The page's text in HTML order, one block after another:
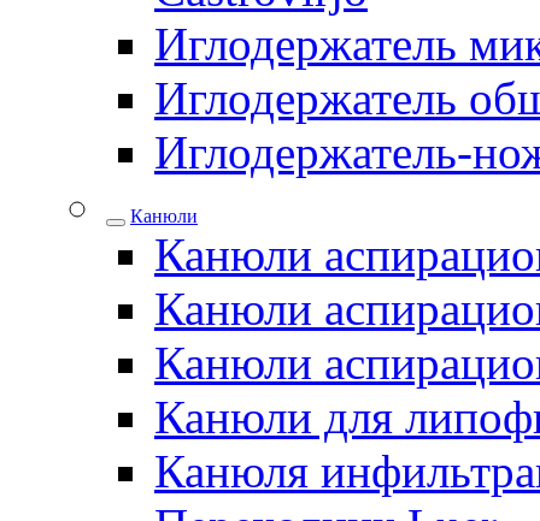
Иглодержатель
Иглодержатель
Иглодержатель-
Канюли
Канюли
Канюли
Канюли
Канюли для
Канюля